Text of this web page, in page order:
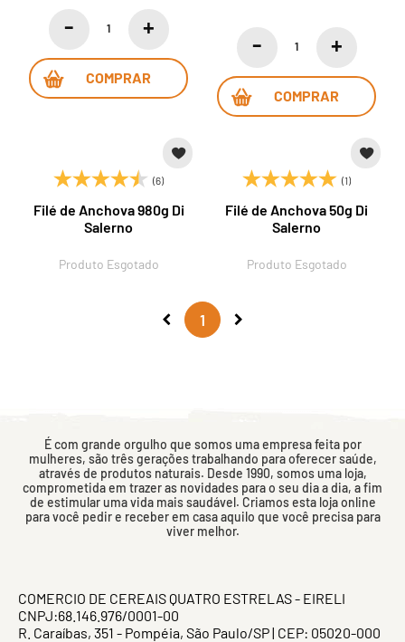
COMPRAR
COMPRAR
(6)
Filé de Anchova 980g Di
Salerno
Produto Esgotado
(1)
Filé de Anchova 50g Di
Salerno
Produto Esgotado
1
É com grande orgulho que somos uma empresa feita por
mulheres, são três gerações trabalhando para oferecer saúde,
através de produtos naturais. Desde 1990, somos uma loja,
comprometida em trazer as novidades para o seu dia a dia, a fim
de estimular uma vida mais saudável. Criamos esta loja online
para você pedir e receber em casa aquilo que você precisa para
viver melhor.
COMERCIO DE CEREAIS QUATRO ESTRELAS - EIRELI
CNPJ:68.146.976/0001-00
R. Caraíbas, 351 - Pompéia, São Paulo/SP | CEP: 05020-000